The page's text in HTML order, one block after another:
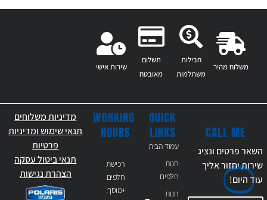
משלוח מהיר
חבילות
משתלמות
תשלום
מאובטח
שירות אישי
QUICK
LINKS
עמוד הבית
חנות
חלפים
חנות
WORKING
HOURS
רכישת
חלפים
+מוסך:
CALL ME
השאר פרטים ונציג
שירות יחזור אליך
עודהיום!
מדיניות משלוחים
תנאי שימוש ומדיניות
פרטיות
תנאי ביטול עסקה
הצהרת נגישות